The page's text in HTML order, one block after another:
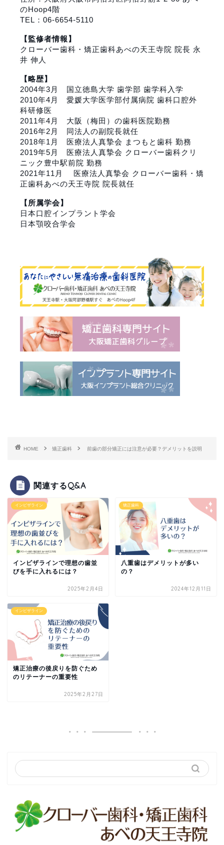
のHoop4階
TEL：06-6654-5110
【監修者情報】
クローバー歯科・矯正歯科あべの天王寺院 院長 永
井 伸人
【略歴】
2004年3月 国立徳島大学 歯学部 歯学科入学
2010年4月 愛媛大学医学部付属病院 歯科口腔外
科研修医
2011年4月 大阪（梅田）の歯科医院勤務
2016年2月 同法人の副院長就任
2018年1月 医療法人真摯会 まつもと歯科 勤務
2019年5月 医療法人真摯会 クローバー歯科クリ
ニック豊中駅前院 勤務
2021年11月 医療法人真摯会 クローバー歯科・矯
正歯科あべの天王寺院 院長就任
【所属学会】
日本口腔インプラント学会
日本顎咬合学会
HOME 矯正歯科 前歯の部分矯正には注意が必要？デメリットを説明
関連するQ&A
インビザライン
インビザラインで理想の歯並
びを手に入れるには？
2025年2月4日
矯正歯科
八重歯はデメリットが多い
の？
2024年12月11日
インビザライン
矯正治療の後戻りを防ぐため
のリテーナーの重要性
2025年2月27日